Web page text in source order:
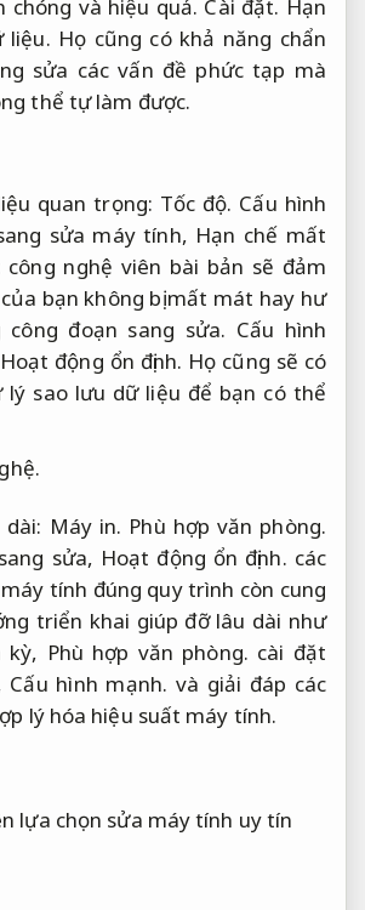
chóng và hiệu quả. Cài đặt. Hạn
liệu. Họ cũng có khả năng chẩn
sửa các vấn đề phức tạp mà
thể tự làm được.
quan trọng: Tốc độ. Cấu hình
sửa máy tính, Hạn chế mất
công nghệ viên bài bản sẽ đảm
bạn không bị mất mát hay hư
đoạn sang sửa. Cấu hình
Hoạt động ổn định. Họ cũng sẽ có
lý sao lưu dữ liệu để bạn có thể
Máy in. Phù hợp văn phòng.
sửa, Hoạt động ổn định. các
máy tính đúng quy trình còn cung
triển khai giúp đỡ lâu dài như
kỳ, Phù hợp văn phòng. cài đặt
Cấu hình mạnh. và giải đáp các
lý hóa hiệu suất máy tính.